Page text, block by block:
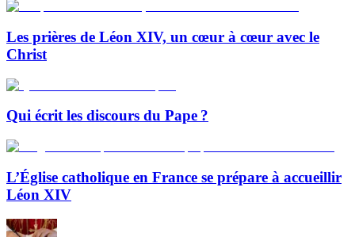
Les prières de Léon XIV, un cœur à cœur avec le
Christ
Qui écrit les discours du Pape ?
L’Église catholique en France se prépare à accueillir
Léon XIV